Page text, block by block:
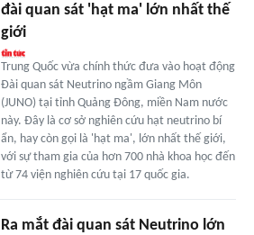
đài quan sát 'hạt ma' lớn nhất thế
giới
Trung Quốc vừa chính thức đưa vào hoạt động
Đài quan sát Neutrino ngầm Giang Môn
(JUNO) tại tỉnh Quảng Đông, miền Nam nước
này. Đây là cơ sở nghiên cứu hạt neutrino bí
ẩn, hay còn gọi là 'hạt ma', lớn nhất thế giới,
với sự tham gia của hơn 700 nhà khoa học đến
từ 74 viện nghiên cứu tại 17 quốc gia.
Ra mắt đài quan sát Neutrino lớn